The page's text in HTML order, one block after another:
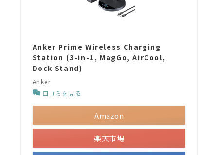
Anker Prime Wireless Charging
Station (3-in-1, MagGo, AirCool,
Dock Stand)
Anker
口コミを見る
Amazon
楽天市場